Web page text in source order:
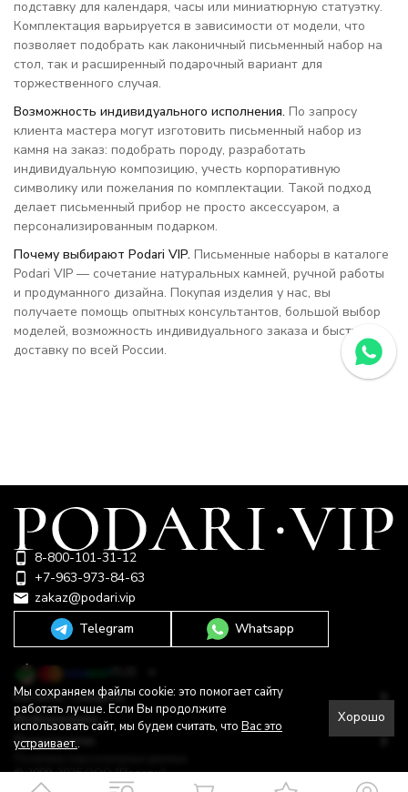
подставку для календаря, часы или миниатюрную статуэтку.
Комплектация варьируется в зависимости от модели, что
позволяет подобрать как лаконичный письменный набор на
стол, так и расширенный подарочный вариант для
торжественного случая.
Возможность индивидуального исполнения. По запросу
клиента мастера могут изготовить письменный набор из
камня на заказ: подобрать породу, разработать
индивидуальную композицию, учесть корпоративную
символику или пожелания по комплектации. Такой подход
делает письменный прибор не просто аксессуаром, а
персонализированным подарком.
Почему выбирают Podari VIP. Письменные наборы в каталоге
Podari VIP — сочетание натуральных камней, ручной работы
и продуманного дизайна. Покупая изделия у нас, вы
получаете помощь опытных консультантов, большой выбор
моделей, возможность индивидуального заказа и быструю
доставку по всей России.
8-800-101-31-12
+7-963-973-84-63
zakaz@podari.vip
Telegram
Whatsapp
Каталог товаров
Информация
Покупателю
© 2009-2026 ООО "Подари"
Shop-Script —
Разработано в bodysite.ru
Мы сохраняем файлы cookie: это помогает сайту
работать лучше. Если Вы продолжите
использовать сайт, мы будем считать, что Вас это
устраивает..
Хорошо